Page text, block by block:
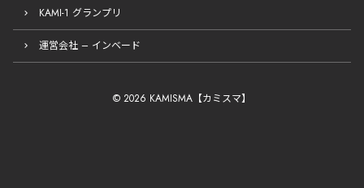
KAMI-1 グランプリ
運営会社 – インベード
© 2026 KAMISMA【カミスマ】